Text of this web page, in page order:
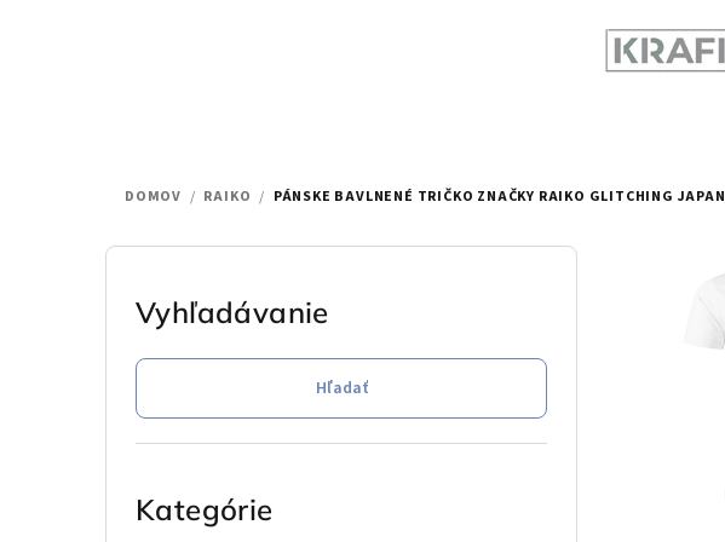
DOMOV / RAIKO / PÁNSKE BAVLNENÉ TRIČKO ZNAČKY RAIKO GLITCHING JAPAN
B
Vyhľadávanie
Hľadať
Kategórie